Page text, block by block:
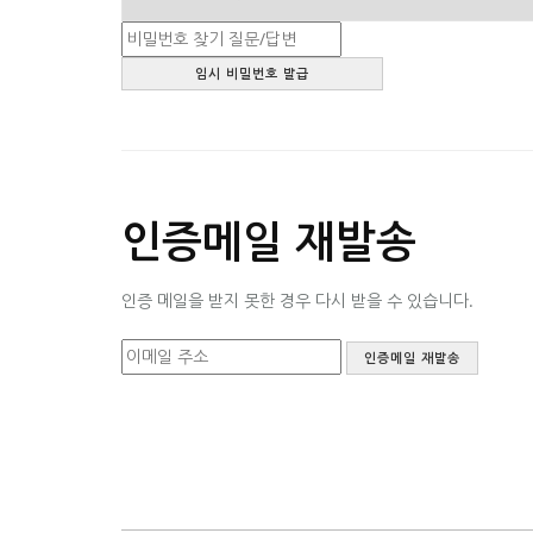
인증메일 재발송
인증 메일을 받지 못한 경우 다시 받을 수 있습니다.